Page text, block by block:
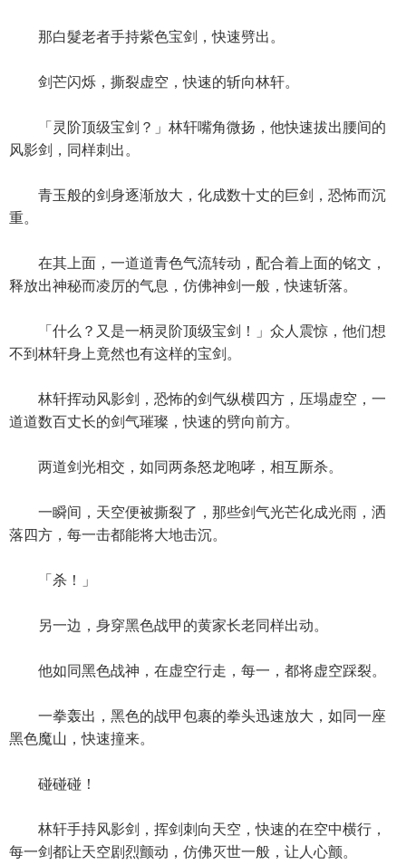
那白髮老者手持紫色宝剑，快速劈出。
剑芒闪烁，撕裂虚空，快速的斩向林轩。
「灵阶顶级宝剑？」林轩嘴角微扬，他快速拔出腰间的
风影剑，同样刺出。
青玉般的剑身逐渐放大，化成数十丈的巨剑，恐怖而沉
重。
在其上面，一道道青色气流转动，配合着上面的铭文，
释放出神秘而凌厉的气息，仿佛神剑一般，快速斩落。
「什么？又是一柄灵阶顶级宝剑！」众人震惊，他们想
不到林轩身上竟然也有这样的宝剑。
林轩挥动风影剑，恐怖的剑气纵横四方，压塌虚空，一
道道数百丈长的剑气璀璨，快速的劈向前方。
两道剑光相交，如同两条怒龙咆哮，相互厮杀。
一瞬间，天空便被撕裂了，那些剑气光芒化成光雨，洒
落四方，每一击都能将大地击沉。
「杀！」
另一边，身穿黑色战甲的黄家长老同样出动。
他如同黑色战神，在虚空行走，每一，都将虚空踩裂。
一拳轰出，黑色的战甲包裹的拳头迅速放大，如同一座
黑色魔山，快速撞来。
碰碰碰！
林轩手持风影剑，挥剑刺向天空，快速的在空中横行，
每一剑都让天空剧烈颤动，仿佛灭世一般，让人心颤。